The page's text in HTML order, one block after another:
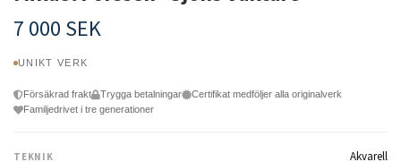
7 000 SEK
UNIKT VERK
Försäkrad frakt Trygga betalningar
Certifikat medföljer alla originalverk
Familjedrivet i tre generationer
TEKNIK Akvarell